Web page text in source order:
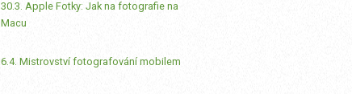
30.3. Apple Fotky: Jak na fotografie na
Macu
6.4. Mistrovství fotografování mobilem